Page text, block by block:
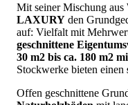
Mit seiner Mischung
LAXURY den
auf: Vielfalt mit
geschnittene
30 m2 bis ca. 180 m2
Stockwerke bieten einen
Offen geschnittene